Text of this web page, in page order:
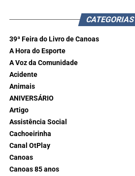
CATEGORIAS
39ª Feira do Livro de Canoas
A Hora do Esporte
A Voz da Comunidade
Acidente
Animais
ANIVERSÁRIO
Artigo
Assistência Social
Cachoeirinha
Canal OtPlay
Canoas
Canoas 85 anos